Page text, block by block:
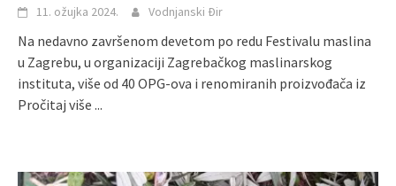
11. ožujka 2024. Vodnjanski Đir
Na nedavno završenom devetom po redu Festivalu maslina
u Zagrebu, u organizaciji Zagrebačkog maslinarskog
instituta, više od 40 OPG-ova i renomiranih proizvođača iz
Pročitaj više ...